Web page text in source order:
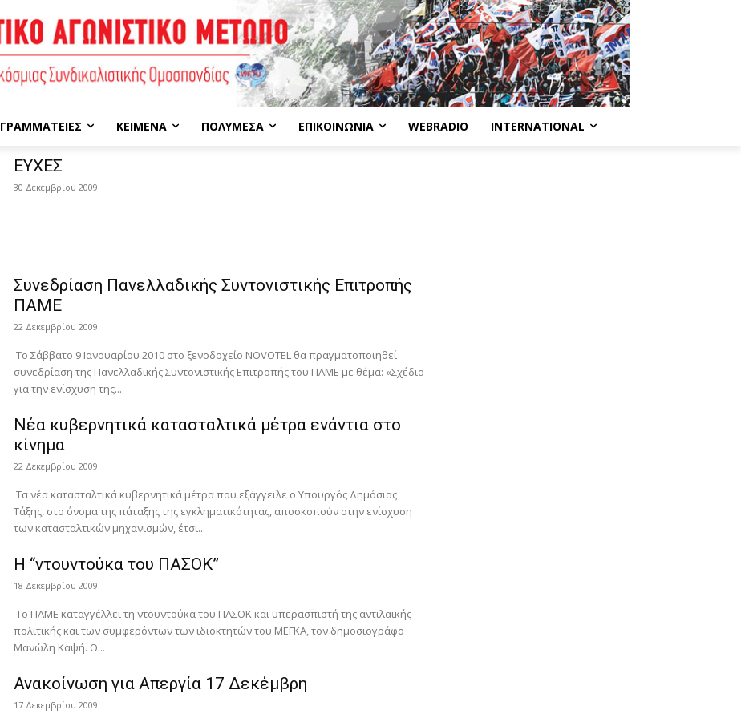
ΓΡΑΜΜΑΤΕΊΕΣ ΚΕΊΜΕΝΑ ΠΟΛΥΜΈΣΑ ΕΠΙΚΟΙΝΩΝΊΑ WEBRADIO INTERNATIONAL
ΕΥΧΕΣ
30 Δεκεμβρίου 2009
Συνεδρίαση Πανελλαδικής Συντονιστικής Επιτροπής
ΠΑΜΕ
22 Δεκεμβρίου 2009
Το Σάββατο 9 Ιανουαρίου 2010 στο ξενοδοχείο NOVOTEL θα πραγματοποιηθεί
συνεδρίαση της Πανελλαδικής Συντονιστικής Επιτροπής του ΠΑΜΕ με θέμα: «Σχέδιο
για την ενίσχυση της...
Νέα κυβερνητικά κατασταλτικά μέτρα ενάντια στο
κίνημα
22 Δεκεμβρίου 2009
Τα νέα κατασταλτικά κυβερνητικά μέτρα που εξάγγειλε ο Υπουργός Δημόσιας
Τάξης, στο όνομα της πάταξης της εγκληματικότητας, αποσκοπούν στην ενίσχυση
των κατασταλτικών μηχανισμών, έτσι...
Η “ντουντούκα του ΠΑΣΟΚ”
18 Δεκεμβρίου 2009
Το ΠΑΜΕ καταγγέλλει τη ντουντούκα του ΠΑΣΟΚ και υπερασπιστή της αντιλαϊκής
πολιτικής και των συμφερόντων των ιδιοκτητών του ΜΕΓΚΑ, τον δημοσιογράφο
Μανώλη Καψή. Ο...
Ανακοίνωση για Απεργία 17 Δεκέμβρη
17 Δεκεμβρίου 2009